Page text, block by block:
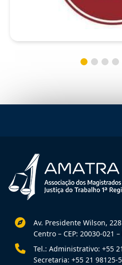
Av. Presidente Wilson,
Centro – CEP: 20030-021
Tel.: Administrativo: +55
Secretaria: +55 21 98125-